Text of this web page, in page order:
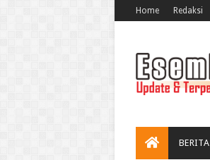
Home Redaksi
BERITA